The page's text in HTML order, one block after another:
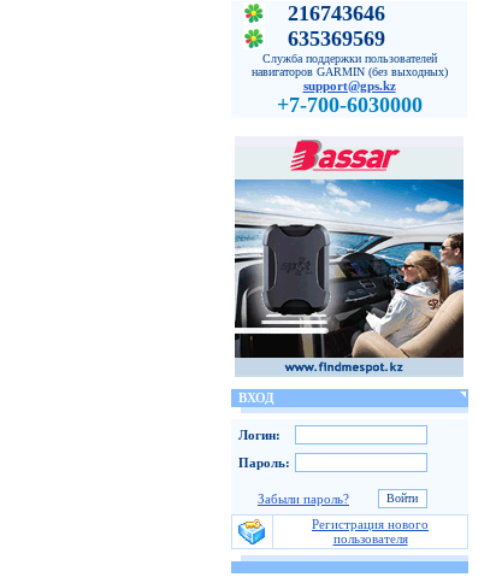
216743646
635369569
Служба поддержки пользователей
навигаторов GARMIN (без выходных)
support@gps.kz
+7-700-6030000
ВХОД
Логин:
Пароль:
Забыли пароль?
Регистрация нового
пользователя